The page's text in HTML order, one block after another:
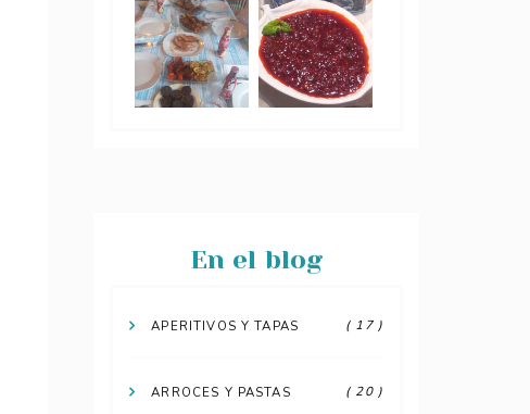
En el blog
APERITIVOS Y TAPAS ( 17 )
ARROCES Y PASTAS ( 20 )